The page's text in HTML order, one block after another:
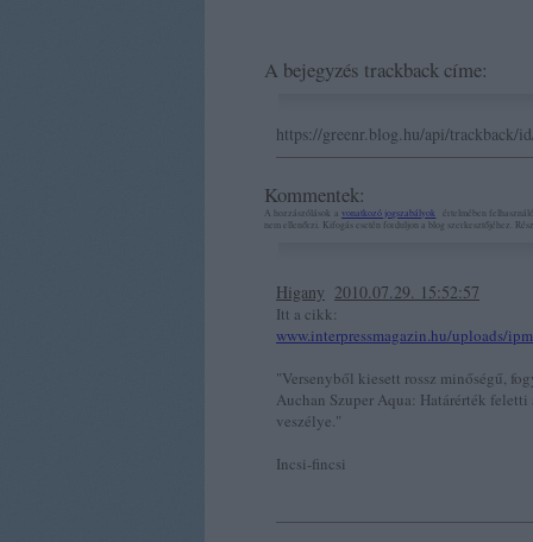
A bejegyzés trackback címe:
https://greenr.blog.hu/api/trackback/
Kommentek:
A hozzászólások avonatkozó jogszabályok értelmében
nem ellenőrzi. Kifogás esetén forduljon a blog szerkesztőjéhez.
Higany 2010.07.29. 15:52:57
Itt a cikk:
www.interpressmagazin.hu/uploads/
"Versenyből kiesett rossz minőségű,
Auchan Szuper Aqua: Határérték feletti
veszélye."
Incsi-fincsi